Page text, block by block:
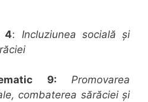
4: Incluziunea socială și
9: Promovarea
, combaterea sărăciei și